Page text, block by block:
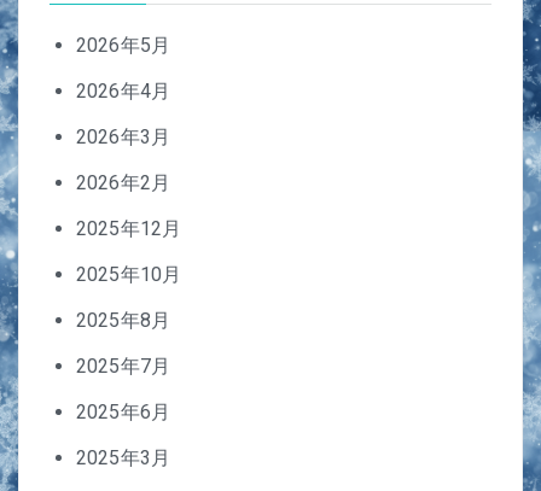
2026年5月
2026年4月
2026年3月
2026年2月
2025年12月
2025年10月
2025年8月
2025年7月
2025年6月
2025年3月